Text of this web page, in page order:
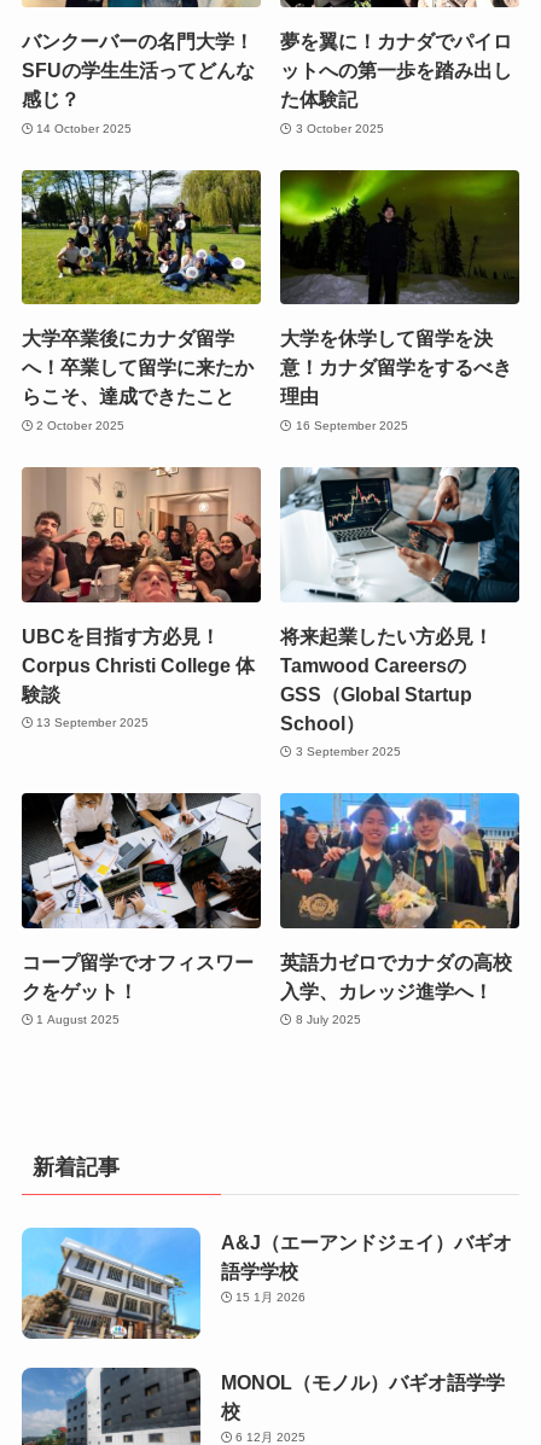
バンクーバーの名門大学！
SFUの学生生活ってどんな
感じ？
14 October 2025
夢を翼に！カナダでパイロ
ットへの第一歩を踏み出し
た体験記
3 October 2025
大学卒業後にカナダ留学
へ！卒業して留学に来たか
らこそ、達成できたこと
2 October 2025
大学を休学して留学を決
意！カナダ留学をするべき
理由
16 September 2025
UBCを目指す方必見！
Corpus Christi College 体
験談
13 September 2025
将来起業したい方必見！
Tamwood Careersの
GSS（Global Startup
School）
3 September 2025
コープ留学でオフィスワー
クをゲット！
1 August 2025
英語力ゼロでカナダの高校
入学、カレッジ進学へ！
8 July 2025
新着記事
A&J（エーアンドジェイ）バギオ
語学学校
15 1月 2026
MONOL（モノル）バギオ語学学
校
6 12月 2025